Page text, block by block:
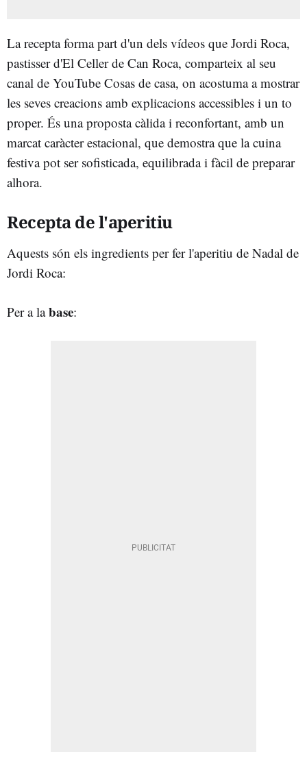
La recepta forma part d'un dels vídeos que Jordi Roca,
pastisser d'El Celler de Can Roca, comparteix al seu
canal de YouTube Cosas de casa, on acostuma a mostrar
les seves creacions amb explicacions accessibles i un to
proper. És una proposta càlida i reconfortant, amb un
marcat caràcter estacional, que demostra que la cuina
festiva pot ser sofisticada, equilibrada i fàcil de preparar
alhora.
Recepta de l'aperitiu
Aquests són els ingredients per fer l'aperitiu de Nadal de
Jordi Roca:
Per a labase: